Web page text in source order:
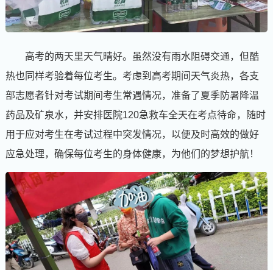
高考的两天里天气晴好。虽然没有雨水阻碍交通，但酷
热也同样考验着每位考生。考虑到高考期间天气炎热，各支
部志愿者针对考试期间考生常遇情况，准备了夏季防暑降温
药品及矿泉水，并安排医院120急救车全天在考点待命，随时
用于应对考生在考试过程中突发情况，以便及时高效的做好
应急处理，确保每位考生的身体健康，为他们的梦想护航！